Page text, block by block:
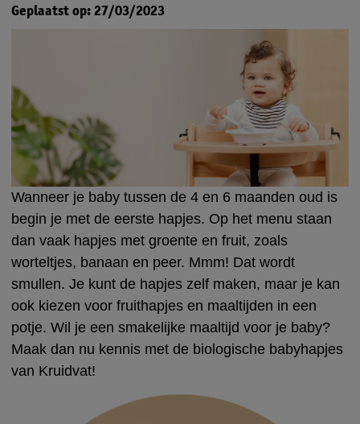
Geplaatst op: 27/03/2023
Wanneer je baby tussen de 4 en 6 maanden oud is
begin je met de eerste hapjes. Op het menu staan
dan vaak hapjes met groente en fruit, zoals
worteltjes, banaan en peer. Mmm! Dat wordt
smullen. Je kunt de hapjes zelf maken, maar je kan
ook kiezen voor fruithapjes en maaltijden in een
potje. Wil je een smakelijke maaltijd voor je baby?
Maak dan nu kennis met de biologische babyhapjes
van Kruidvat!